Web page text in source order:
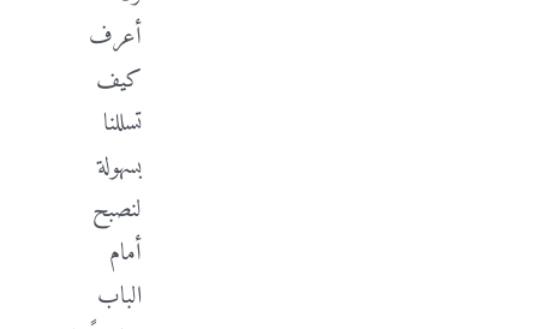
أعرف
كيف
تسللنا
بسهولة
لنصبح
أمام
الباب